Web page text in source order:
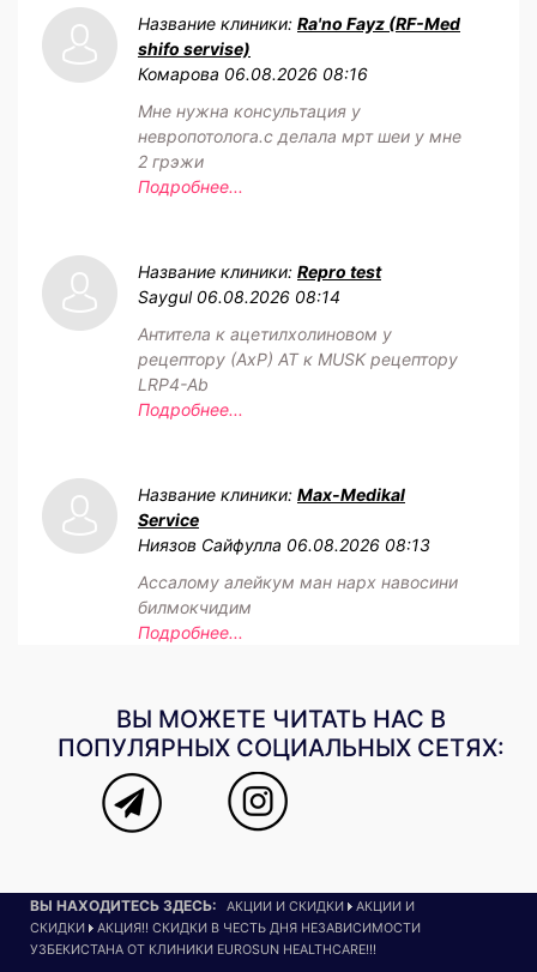
Название клиники: Ra'no Fayz (RF-Med
shifo servise)
Комарова 06.08.2026 08:16
Мне нужна консультация у
невропотолога.с делала мрт шеи у мне
2 грэжи
Подробнее...
Название клиники: Repro test
Saygul 06.08.2026 08:14
Антитела к ацетилхолиновом у
рецептору (АхР) АТ к MUSK рецептору
LRP4-Ab
Подробнее...
Название клиники: Max-Medikal
Service
Ниязов Сайфулла 06.08.2026 08:13
Ассалому алейкум ман нарх навосини
билмокчидим
Подробнее...
ВЫ МОЖЕТЕ ЧИТАТЬ НАС В
ПОПУЛЯРНЫХ СОЦИАЛЬНЫХ СЕТЯХ:
ВЫ НАХОДИТЕСЬ ЗДЕСЬ: АКЦИИ И СКИДКИ
АКЦИИ И
СКИДКИ
АКЦИЯ!! СКИДКИ В ЧЕСТЬ ДНЯ НЕЗАВИСИМОСТИ
УЗБЕКИСТАНА ОТ КЛИНИКИ EUROSUN HEALTHCARE!!!